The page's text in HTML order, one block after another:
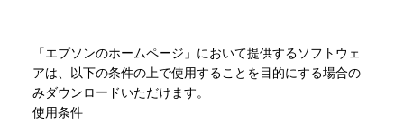
「エプソンのホームページ」において提供するソフトウェ
アは、以下の条件の上で使用することを目的にする場合の
みダウンロードいただけます。
使用条件